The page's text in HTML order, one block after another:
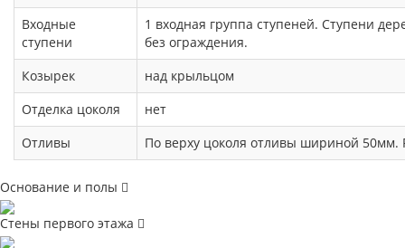
Входные
ступени
1 входная группа ступеней. Ступени
без ограждения.
Козырек
над крыльцом
Отделка цоколя
нет
Отливы
По верху цоколя отливы шириной 50мм.
Основание и полы
Стены первого этажа